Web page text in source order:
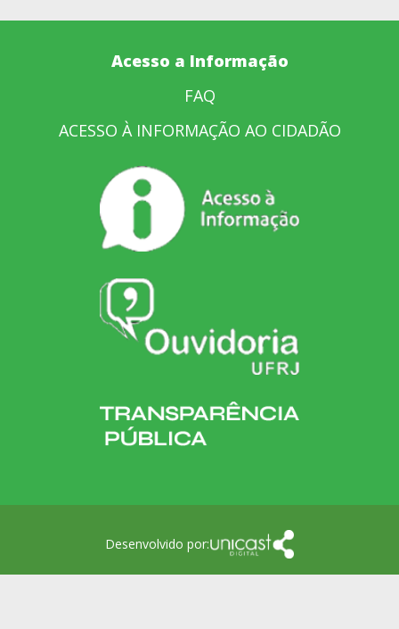
Acesso a Informação
FAQ
ACESSO À INFORMAÇÃO AO CIDADÃO
Desenvolvido por: